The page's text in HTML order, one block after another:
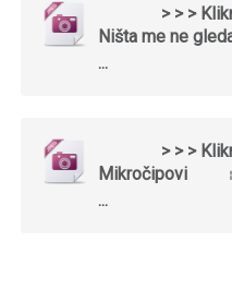
> > >
Ništa me ne
...
> > >
Mikročipovi
...